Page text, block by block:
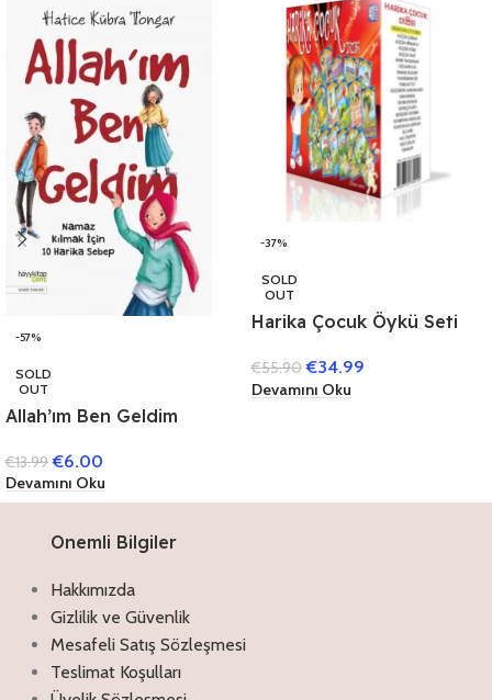
-57%
SOLD
OUT
Allah’ım Ben Geldim
€13.99 €6.00
Devamını Oku
-37%
SOLD
OUT
Harika Çocuk Öykü Seti
€55.90 €34.99
Devamını Oku
Onemli Bilgiler
Hakkımızda
Gizlilik ve Güvenlik
Mesafeli Satış Sözleşmesi
Teslimat Koşulları